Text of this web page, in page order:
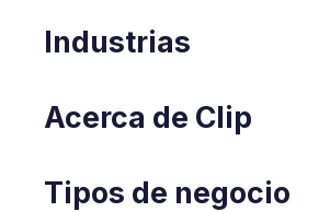
Industrias
Acerca de Clip
Tipos de negocio